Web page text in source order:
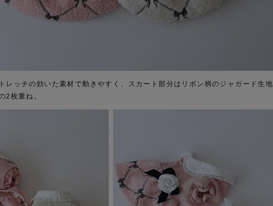
レッチの効いた素材で動きやすく、スカート部分はリボン柄のジャガード生地
2枚重ね。